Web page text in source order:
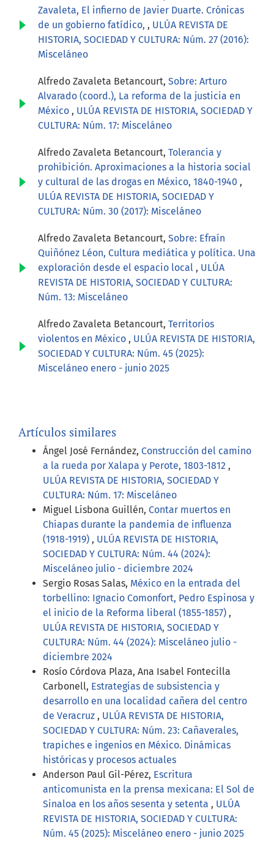
Zavaleta, El infierno de Javier Duarte. Crónicas
de un gobierno fatídico, , ULÚA REVISTA DE
HISTORIA, SOCIEDAD Y CULTURA: Núm. 27 (2016):
Misceláneo
Alfredo Zavaleta Betancourt, Sobre: Arturo
Alvarado (coord.), La reforma de la justicia en
México , ULÚA REVISTA DE HISTORIA, SOCIEDAD Y
CULTURA: Núm. 17: Misceláneo
Alfredo Zavaleta Betancourt, Tolerancia y
prohibición. Aproximaciones a la historia social
y cultural de las drogas en México, 1840-1940 ,
ULÚA REVISTA DE HISTORIA, SOCIEDAD Y
CULTURA: Núm. 30 (2017): Misceláneo
Alfredo Zavaleta Betancourt, Sobre: Efraín
Quiñónez Léon, Cultura mediática y política. Una
exploración desde el espacio local , ULÚA
REVISTA DE HISTORIA, SOCIEDAD Y CULTURA:
Núm. 13: Misceláneo
Alfredo Zavaleta Betancourt, Territorios
violentos en México , ULÚA REVISTA DE HISTORIA,
SOCIEDAD Y CULTURA: Núm. 45 (2025):
Misceláneo enero - junio 2025
Artículos similares
Ángel José Fernández, Construcción del camino
a la rueda por Xalapa y Perote, 1803-1812 ,
ULÚA REVISTA DE HISTORIA, SOCIEDAD Y
CULTURA: Núm. 17: Misceláneo
Miguel Lisbona Guillén, Contar muertos en
Chiapas durante la pandemia de influenza
(1918-1919) , ULÚA REVISTA DE HISTORIA,
SOCIEDAD Y CULTURA: Núm. 44 (2024):
Misceláneo julio - diciembre 2024
Sergio Rosas Salas, México en la entrada del
torbellino: Ignacio Comonfort, Pedro Espinosa y
el inicio de la Reforma liberal (1855-1857) ,
ULÚA REVISTA DE HISTORIA, SOCIEDAD Y
CULTURA: Núm. 44 (2024): Misceláneo julio -
diciembre 2024
Rosío Córdova Plaza, Ana Isabel Fontecilla
Carbonell, Estrategias de subsistencia y
desarrollo en una localidad cañera del centro
de Veracruz , ULÚA REVISTA DE HISTORIA,
SOCIEDAD Y CULTURA: Núm. 23: Cañaverales,
trapiches e ingenios en México. Dinámicas
históricas y procesos actuales
Anderson Paul Gil-Pérez, Escritura
anticomunista en la prensa mexicana: El Sol de
Sinaloa en los años sesenta y setenta , ULÚA
REVISTA DE HISTORIA, SOCIEDAD Y CULTURA:
Núm. 45 (2025): Misceláneo enero - junio 2025